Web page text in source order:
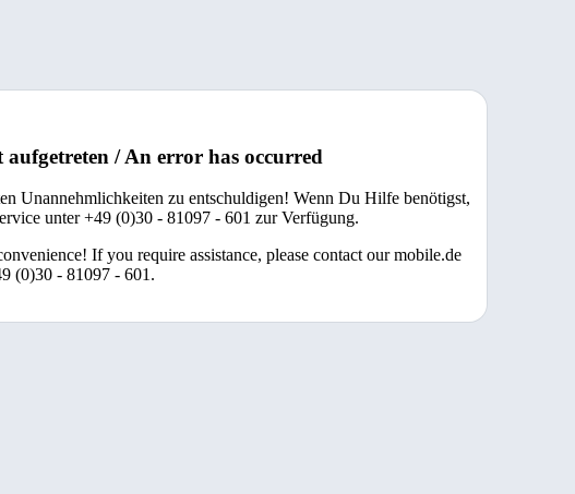
aufgetreten / An error has occurred
Unannehmlichkeiten zu entschuldigen! Wenn Du Hilfe benötigst,
unter +49 (0)30 - 81097 - 601 zur Verfügung.
If you require assistance, please contact our mobile.de
(0)30 - 81097 - 601.